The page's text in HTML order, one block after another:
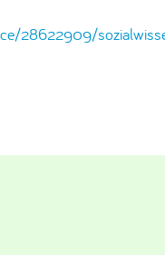
28622909/